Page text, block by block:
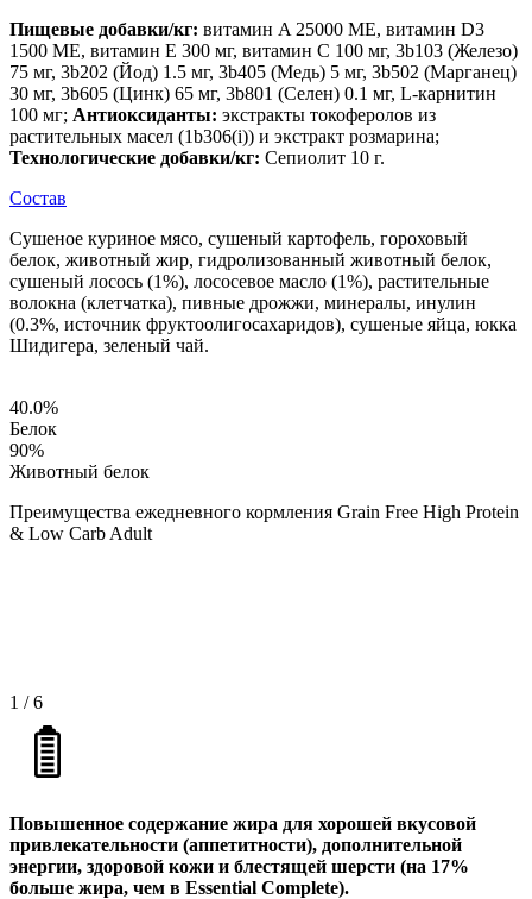
Пищевые добавки/кг: витамин A 25000 МЕ, витамин D3
1500 МЕ, витамин E 300 мг, витамин C 100 мг, 3b103 (Железо)
75 мг, 3b202 (Йод) 1.5 мг, 3b405 (Медь) 5 мг, 3b502 (Марганец)
30 мг, 3b605 (Цинк) 65 мг, 3b801 (Селен) 0.1 мг, L-карнитин
100 мг; Антиоксиданты: экстракты токоферолов из
растительных масел (1b306(i)) и экстракт розмарина;
Технологические добавки/кг: Сепиолит 10 г.
Состав
Сушеное куриное мясо, сушеный картофель, гороховый
белок, животный жир, гидролизованный животный белок,
сушеный лосось (1%), лососевое масло (1%), растительные
волокна (клетчатка), пивные дрожжи, минералы, инулин
(0.3%, источник фруктоолигосахаридов), сушеные яйца, юкка
Шидигера, зеленый чай.
40.0%
Белок
90%
Животный белок
Преимущества ежедневного кормления Grain Free High Protein
& Low Carb Adult
1 /6
Повышенное содержание жира для хорошей вкусовой
привлекательности (аппетитности), дополнительной
энергии, здоровой кожи и блестящей шерсти (на 17%
больше жира, чем в Essential Complete).